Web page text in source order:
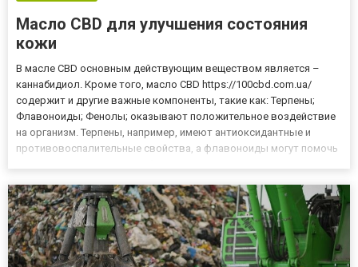
Масло CBD для улучшения состояния
кожи
В масле CBD основным действующим веществом является –
каннабидиол. Кроме того, масло CBD https://100cbd.com.ua/
содержит и другие важные компоненты, такие как: Терпены;
Флавоноиды; Фенолы; оказывают положительное воздействие
на организм. Терпены, например, имеют антиоксидантные и
противовоспалительные свойства, а флавоноиды могут помочь
исполь...